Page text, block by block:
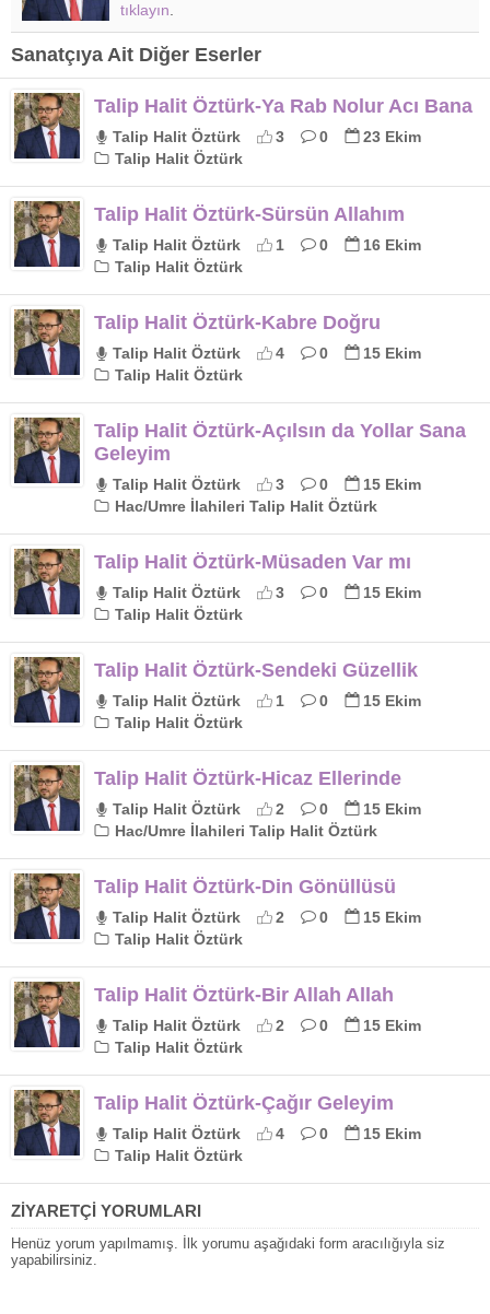
tıklayın
Sanatçıya Ait Diğer Eserler
Talip Halit Öztürk-Ya Rab Nolur Acı Bana
Talip Halit Öztürk 3 0
23 Ekim
Talip Halit Öztürk
Talip Halit Öztürk-Sürsün Allahım
Talip Halit Öztürk 1 0
16 Ekim
Talip Halit Öztürk
Talip Halit Öztürk-Kabre Doğru
Talip Halit Öztürk 4 0
15 Ekim
Talip Halit Öztürk
Talip Halit Öztürk-Açılsın da Yollar Sana
Geleyim
Talip Halit Öztürk 3 0
15 Ekim
Hac/Umre İlahileri Talip Halit Öztürk
Talip Halit Öztürk-Müsaden Var mı
Talip Halit Öztürk 3 0
15 Ekim
Talip Halit Öztürk
Talip Halit Öztürk-Sendeki Güzellik
Talip Halit Öztürk 1 0
15 Ekim
Talip Halit Öztürk
Talip Halit Öztürk-Hicaz Ellerinde
Talip Halit Öztürk 2 0
15 Ekim
Hac/Umre İlahileri Talip Halit Öztürk
Talip Halit Öztürk-Din Gönüllüsü
Talip Halit Öztürk 2 0
15 Ekim
Talip Halit Öztürk
Talip Halit Öztürk-Bir Allah Allah
Talip Halit Öztürk 2 0
15 Ekim
Talip Halit Öztürk
Talip Halit Öztürk-Çağır Geleyim
Talip Halit Öztürk 4 0
15 Ekim
Talip Halit Öztürk
ZİYARETÇİ YORUMLARI
Henüz yorum yapılmamış. İlk yorumu aşağıdaki form aracılığıyla siz
yapabilirsiniz.